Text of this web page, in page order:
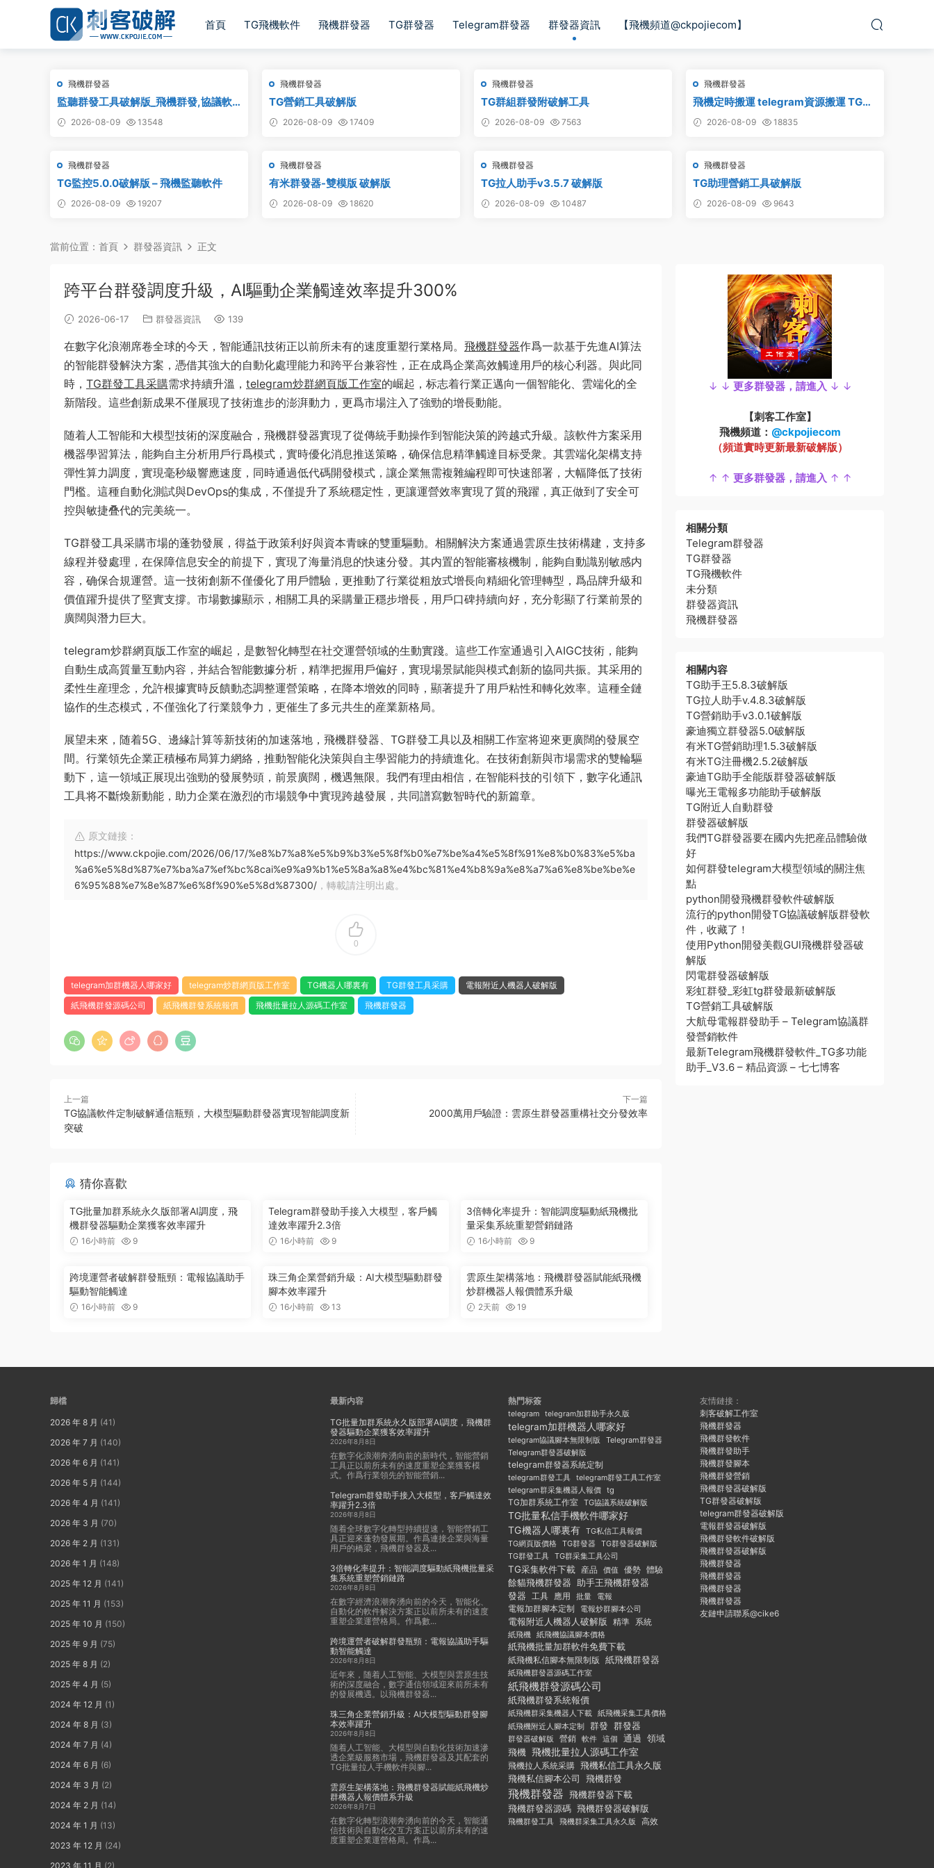
首頁 TG飛機軟件 飛機群發器 TG群發器 Telegram群發器 群發器資訊 【飛機頻道@ckpojiecom】
飛機群發器
監聽群發工具破解版_飛機群發,協議軟
件,群發助手,群發工具,tg群發
2026-08-09 13548
飛機群發器
TG營銷工具破解版
2026-08-09 17409
飛機群發器
TG群組群發附破解工具
2026-08-09 7563
飛機群發器
飛機定時搬運 telegram資源搬運 TG頻
道搬運 電報頻道克隆
2026-08-09 18835
飛機群發器
TG監控5.0.0破解版 – 飛機監聽軟件
2026-08-09 19207
飛機群發器
有米群發器-雙模版 破解版
2026-08-09 18620
飛機群發器
TG拉人助手v3.5.7 破解版
2026-08-09 10487
飛機群發器
TG助理營銷工具破解版
2026-08-09 9643
當前位置： 首頁 群發器資訊 正文
跨平台群發調度升級，AI驅動企業觸達效率提升300%
2026-06-17 群發器資訊 139
在數字化浪潮席卷全球的今天，智能通訊技術正以前所未有的速度重塑行業格局。 飛機群發器作爲一款基于先進AI算法
的智能群發解決方案，憑借其強大的自動化處理能力和跨平台兼容性，正在成爲企業高效觸達用戶的核心利器。與此同
時， TG群發工具采購需求持續升溫， telegram炒群網頁版工作室的崛起，标志着行業正邁向一個智能化、雲端化的全
新階段。這些創新成果不僅展現了技術進步的澎湃動力，更爲市場注入了強勁的增長動能。
随着人工智能和大模型技術的深度融合，飛機群發器實現了從傳統手動操作到智能決策的跨越式升級。該軟件方案采用
機器學習算法，能夠自主分析用戶行爲模式，實時優化消息推送策略，确保信息精準觸達目标受衆。其雲端化架構支持
彈性算力調度，實現毫秒級響應速度，同時通過低代碼開發模式，讓企業無需複雜編程即可快速部署，大幅降低了技術
門檻。這種自動化測試與DevOps的集成，不僅提升了系統穩定性，更讓運營效率實現了質的飛躍，真正做到了安全可
控與敏捷叠代的完美統一。
TG群發工具采購市場的蓬勃發展，得益于政策利好與資本青睐的雙重驅動。相關解決方案通過雲原生技術構建，支持多
線程并發處理，在保障信息安全的前提下，實現了海量消息的快速分發。其内置的智能審核機制，能夠自動識别敏感内
容，确保合規運營。這一技術創新不僅優化了用戶體驗，更推動了行業從粗放式增長向精細化管理轉型，爲品牌升級和
價值躍升提供了堅實支撐。市場數據顯示，相關工具的采購量正穩步增長，用戶口碑持續向好，充分彰顯了行業前景的
廣闊與潛力巨大。
telegram炒群網頁版工作室的崛起，是數智化轉型在社交運營領域的生動實踐。這些工作室通過引入AIGC技術，能夠
自動生成高質量互動内容，并結合智能數據分析，精準把握用戶偏好，實現場景賦能與模式創新的協同共振。其采用的
柔性生産理念，允許根據實時反饋動态調整運營策略，在降本增效的同時，顯著提升了用戶粘性和轉化效率。這種全鏈
協作的生态模式，不僅強化了行業競争力，更催生了多元共生的産業新格局。
展望未來，随着5G、邊緣計算等新技術的加速落地，飛機群發器、TG群發工具以及相關工作室将迎來更廣闊的發展空
間。行業領先企業正積極布局算力網絡，推動智能化決策與自主學習能力的持續進化。在技術創新與市場需求的雙輪驅
動下，這一領域正展現出強勁的發展勢頭，前景廣闊，機遇無限。我們有理由相信，在智能科技的引領下，數字化通訊
工具将不斷煥新動能，助力企業在激烈的市場競争中實現跨越發展，共同譜寫數智時代的新篇章。
原文鏈接：
https://www.ckpojie.com/2026/06/17/%e8%b7%a8%e5%b9%b3%e5%8f%b0%e7%be%a4%e5%8f%91%e8%b0%83%e5%ba
%a6%e5%8d%87%e7%ba%a7%ef%bc%8cai%e9%a9%b1%e5%8a%a8%e4%bc%81%e4%b8%9a%e8%a7%a6%e8%be%be%e
6%95%88%e7%8e%87%e6%8f%90%e5%8d%87300/ ，轉載請注明出處。
0
telegram加群機器人哪家好 telegram炒群網頁版工作室 TG機器人哪裏有 TG群發工具采購
電報附近人機器人破解版
紙飛機群發源碼公司
紙飛機群發系統報價 飛機批量拉人源碼工作室 飛機群發器
上一篇
TG協議軟件定制破解通信瓶頸，大模型驅動群發器實現智能調度新
突破
下一篇
2000萬用戶驗證：雲原生群發器重構社交分發效率
猜你喜歡
TG批量加群系統永久版部署AI調度，飛
機群發器驅動企業獲客效率躍升
16小時前 9
Telegram群發助手接入大模型，客戶觸
達效率躍升2.3倍
16小時前 9
3倍轉化率提升：智能調度驅動紙飛機批
量采集系統重塑營銷鏈路
16小時前 9
跨境運營者破解群發瓶頸：電報協議助手
驅動智能觸達
16小時前 9
珠三角企業營銷升級：AI大模型驅動群發
腳本效率躍升
16小時前 13
雲原生架構落地：飛機群發器賦能紙飛機
炒群機器人報價體系升級
2天前 19
↓ ↓ 更多群發器，請進入 ↓ ↓
【刺客工作室】
飛機頻道： @ckpojiecom
（頻道實時更新最新破解版）
↑ ↑ 更多群發器，請進入 ↑ ↑
相關分類
Telegram群發器
TG群發器
TG飛機軟件
未分類
群發器資訊
飛機群發器
相關内容
TG助手王5.8.3破解版
TG拉人助手v.4.8.3破解版
TG營銷助手v3.0.1破解版
豪迪獨立群發器5.0破解版
有米TG營銷助理1.5.3破解版
有米TG注冊機2.5.2破解版
豪迪TG助手全能版群發器破解版
曝光王電報多功能助手破解版
TG附近人自動群發
群發器破解版
我們TG群發器要在國内先把産品體驗做
好
如何群發telegram大模型領域的關注焦
點
python開發飛機群發軟件破解版
流行的python開發TG協議破解版群發軟
件，收藏了！
使用Python開發美觀GUI飛機群發器破
解版
閃電群發器破解版
彩虹群發_彩虹tg群發最新破解版
TG營銷工具破解版
大航母電報群發助手 – Telegram協議群
發營銷軟件
最新Telegram飛機群發軟件_TG多功能
助手_V3.6 – 精品資源 – 七七博客
歸檔
2026 年 8 月 (41)
2026 年 7 月 (140)
2026 年 6 月 (141)
2026 年 5 月 (144)
2026 年 4 月 (141)
2026 年 3 月 (70)
2026 年 2 月 (131)
2026 年 1 月 (148)
2025 年 12 月 (141)
2025 年 11 月 (153)
2025 年 10 月 (150)
2025 年 9 月 (75)
2025 年 8 月 (2)
2025 年 4 月 (5)
2024 年 12 月 (1)
2024 年 8 月 (3)
2024 年 7 月 (4)
2024 年 6 月 (6)
2024 年 3 月 (2)
2024 年 2 月 (14)
2024 年 1 月 (13)
2023 年 12 月 (24)
2023 年 11 月 (2)
最新内容
TG批量加群系統永久版部署AI調度，飛機群
發器驅動企業獲客效率躍升
2026年8月8日
在數字化浪潮奔湧向前的新時代，智能營銷
工具正以前所未有的速度重塑企業獲客模
式。作爲行業領先的智能營銷...
Telegram群發助手接入大模型，客戶觸達效
率躍升2.3倍
2026年8月8日
随着全球數字化轉型持續提速，智能營銷工
具正迎來蓬勃發展期。作爲連接企業與海量
用戶的橋梁，飛機群發器及...
3倍轉化率提升：智能調度驅動紙飛機批量采
集系統重塑營銷鏈路
2026年8月8日
在數字經濟浪潮奔湧向前的今天，智能化、
自動化的軟件解決方案正以前所未有的速度
重塑企業運營格局。作爲數...
跨境運營者破解群發瓶頸：電報協議助手驅
動智能觸達
2026年8月8日
近年來，随着人工智能、大模型與雲原生技
術的深度融合，數字通信領域迎來前所未有
的發展機遇。以飛機群發器...
珠三角企業營銷升級：AI大模型驅動群發腳
本效率躍升
2026年8月8日
随着人工智能、大模型與自動化技術加速滲
透企業級服務市場，飛機群發器及其配套的
TG批量拉人手機軟件與腳...
雲原生架構落地：飛機群發器賦能紙飛機炒
群機器人報價體系升級
2026年8月7日
在數字化轉型浪潮奔湧向前的今天，智能通
信技術與自動化交互方案正以前所未有的速
度重塑企業運營格局。作爲...
熱門标簽
telegram telegram加群助手永久版
telegram加群機器人哪家好
telegram協議腳本無限制版
Telegram群發器
Telegram群發器破解版
telegram群發器系統定制
telegram群發工具 telegram群發工具工作室
telegram群采集機器人報價 tg
TG加群系統工作室 TG協議系統破解版
TG批量私信手機軟件哪家好
TG機器人哪裏有 TG私信工具報價
TG網頁版價格 TG群發器
TG群發器破解版
TG群發工具 TG群采集工具公司
TG采集軟件下載 産品 價值 優勢 體驗
餘貓飛機群發器 助手王飛機群發器
發器 工具 應用 批量 電報
電報加群腳本定制 電報炒群腳本公司
電報附近人機器人破解版 精準
系統
紙飛機
紙飛機協議腳本價格
紙飛機批量加群軟件免費下載
紙飛機私信腳本無限制版 紙飛機群發器
紙飛機群發器源碼工作室
紙飛機群發源碼公司
紙飛機群發系統報價
紙飛機群采集機器人下載 紙飛機采集工具價格
紙飛機附近人腳本定制
群發 群發器
群發器破解版 營銷 軟件 這個 通過 領域
飛機 飛機批量拉人源碼工作室
飛機拉人系統采購 飛機私信工具永久版
飛機私信腳本公司
飛機群發
飛機群發器 飛機群發器下載
飛機群發器源碼 飛機群發器破解版
飛機群發工具 飛機群采集工具永久版 高效
友情鏈接：
刺客破解工作室
飛機群發器
飛機群發軟件
飛機群發助手
飛機群發腳本
飛機群發營銷
飛機群發器破解版
TG群發器破解版
telegram群發器破解版
電報群發器破解版
飛機群發軟件破解版
飛機群發器破解版
飛機群發器
飛機群發器
飛機群發器
飛機群發器
友鏈申請聯系@cike6